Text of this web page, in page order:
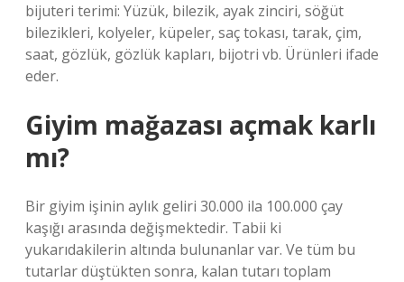
bijuteri terimi: Yüzük, bilezik, ayak zinciri, söğüt
bilezikleri, kolyeler, küpeler, saç tokası, tarak, çim,
saat, gözlük, gözlük kapları, bijotri vb. Ürünleri ifade
eder.
Giyim mağazası açmak karlı
mı?
Bir giyim işinin aylık geliri 30.000 ila 100.000 çay
kaşığı arasında değişmektedir. Tabii ki
yukarıdakilerin altında bulunanlar var. Ve tüm bu
tutarlar düştükten sonra, kalan tutarı toplam